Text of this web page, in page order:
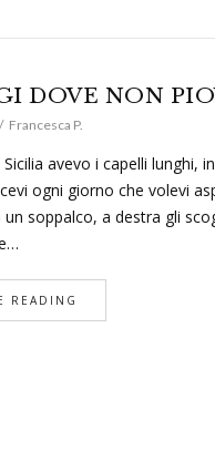
DOVE NON
Francesca P.
Sicilia avevo i capelli
ogni giorno che volevi
soppalco, a destra gli
READING